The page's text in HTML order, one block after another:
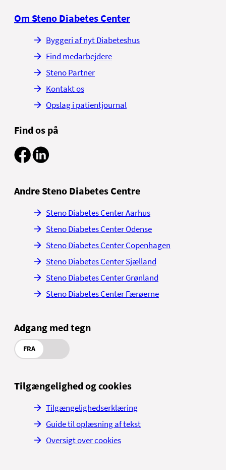
Om Steno Diabetes Center
Byggeri af nyt Diabeteshus
Find medarbejdere
Steno Partner
Kontakt os
Opslag i patientjournal
Find os på
Andre Steno Diabetes Centre
Steno Diabetes Center Aarhus
Steno Diabetes Center Odense
Steno Diabetes Center Copenhagen
Steno Diabetes Center Sjælland
Steno Diabetes Center Grønland
Steno Diabetes Center Færøerne
Adgang med tegn
FRA
Tilgængelighed og cookies
Tilgængelighedserklæring
Guide til oplæsning af tekst
Oversigt over cookies